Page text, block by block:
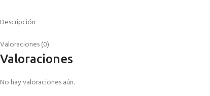
Descripción
Valoraciones (0)
Valoraciones
No hay valoraciones aún.